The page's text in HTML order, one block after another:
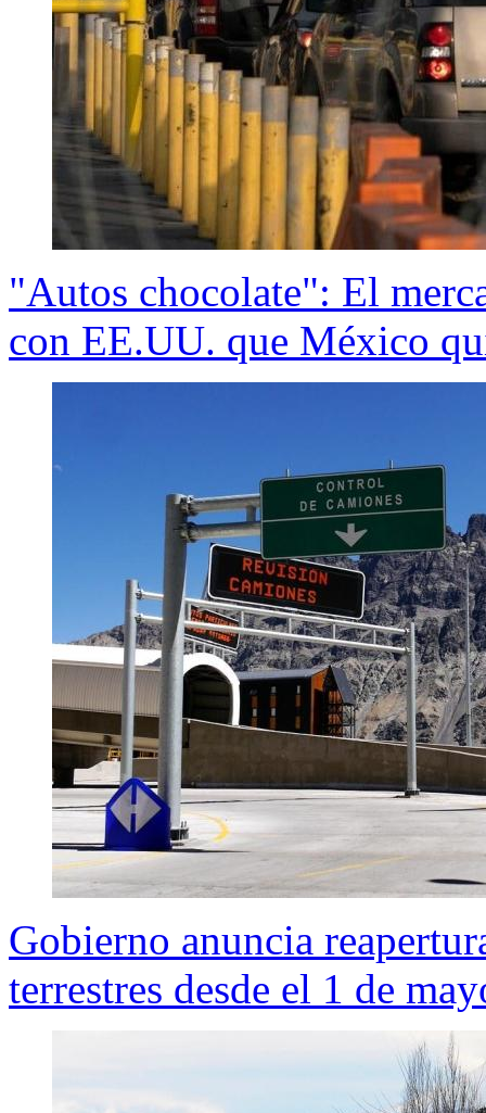
"Autos chocolate": El
con EE.UU. que México
Gobierno anuncia
terrestres desde el 1 de